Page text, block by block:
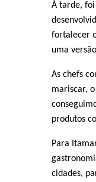
À tarde, foi
fortalecer
uma
As chefs
mariscar,
produtos
Para
cidades,